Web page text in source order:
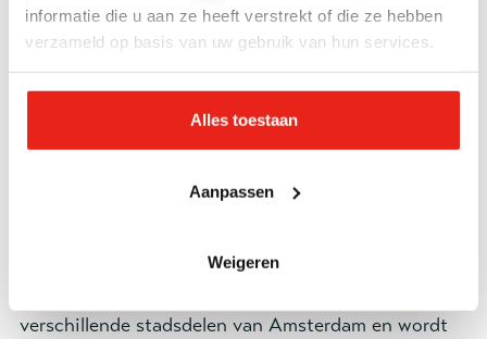
informatie die u aan ze heeft verstrekt of die ze hebben
verzameld op basis van uw gebruik van hun services.
Alles toestaan
Aanpassen
Weigeren
Doelgroep
Volwassenen
verschillende stadsdelen van Amsterdam en wordt